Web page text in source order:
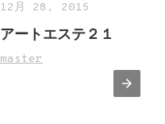
12月 28, 2015
アートエステ２１
master